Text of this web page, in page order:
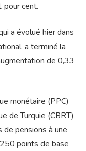
pour cent.
a évolué hier dans
a terminé la
de 0,33
monétaire (PPC)
de Turquie (CBRT)
de pensions à une
points de base